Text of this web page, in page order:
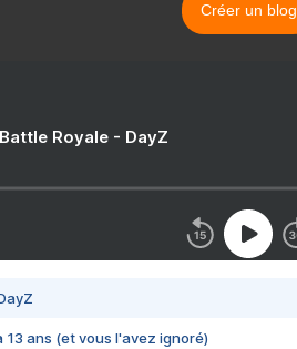
Créer un blog
Royale - DayZ
13 ans (et vous l'avez ignoré)